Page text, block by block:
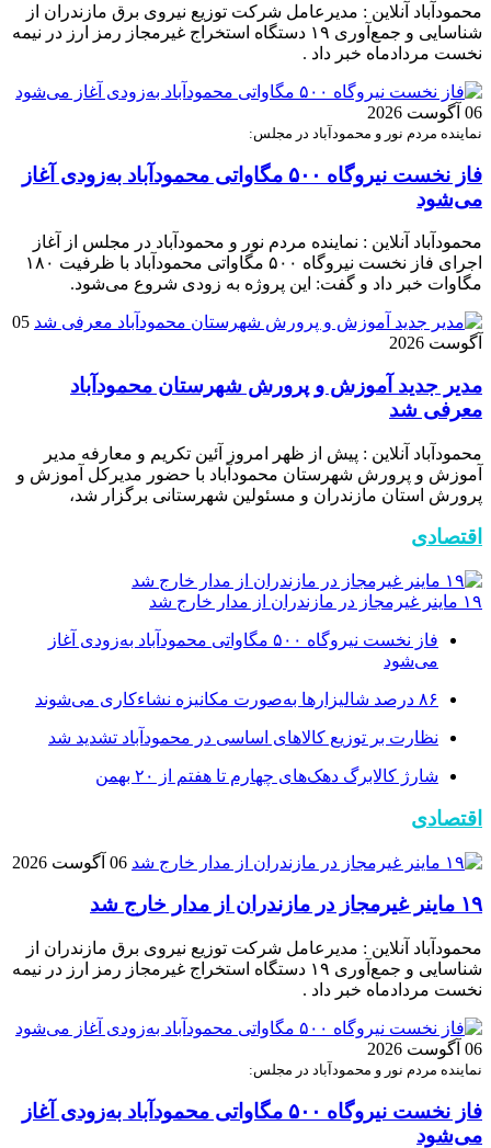
محمودآباد آنلاین : مدیرعامل شرکت توزیع نیروی برق مازندران از
شناسایی و جمع‌آوری ۱۹ دستگاه استخراج غیرمجاز رمز ارز در نیمه
نخست مردادماه خبر داد .
06 آگوست 2026
نماینده مردم نور و محمودآباد در مجلس:
فاز نخست نیروگاه ۵۰۰ مگاواتی محمودآباد به‌زودی آغاز
می‌شود
محمودآباد آنلاین : نماینده مردم نور و محمودآباد در مجلس از آغاز
اجرای فاز نخست نیروگاه ۵۰۰ مگاواتی محمودآباد با ظرفیت ۱۸۰
مگاوات خبر داد و گفت: این پروژه به زودی شروع می‌شود.
05
آگوست 2026
مدیر جدید آموزش و پرورش شهرستان محمودآباد
معرفی شد
محمودآباد آنلاین : پیش از ظهر امروز آئین تکریم و معارفه مدیر
آموزش و پرورش شهرستان محمودآباد با حضور مدیرکل آموزش و
پرورش استان مازندران و مسئولین شهرستانی برگزار شد،
اقتصادی
۱۹ ماینر غیرمجاز در مازندران از مدار خارج شد
فاز نخست نیروگاه ۵۰۰ مگاواتی محمودآباد به‌زودی آغاز
می‌شود
۸۶ درصد شالیزارها به‌صورت مکانیزه نشاءکاری می‌شوند
نظارت بر توزیع کالا‌های اساسی در محمودآباد تشدید شد
شارژ کالابرگ دهک‌های چهارم تا هفتم از ۲۰ بهمن
اقتصادی
06 آگوست 2026
۱۹ ماینر غیرمجاز در مازندران از مدار خارج شد
محمودآباد آنلاین : مدیرعامل شرکت توزیع نیروی برق مازندران از
شناسایی و جمع‌آوری ۱۹ دستگاه استخراج غیرمجاز رمز ارز در نیمه
نخست مردادماه خبر داد .
06 آگوست 2026
نماینده مردم نور و محمودآباد در مجلس:
فاز نخست نیروگاه ۵۰۰ مگاواتی محمودآباد به‌زودی آغاز
می‌شود